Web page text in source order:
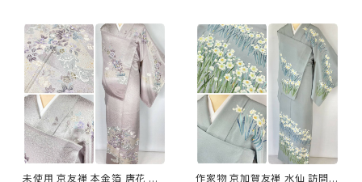
未使用 京友禅 本金箔 唐花 訪
作家物 京加賀友禅 水仙 訪問着